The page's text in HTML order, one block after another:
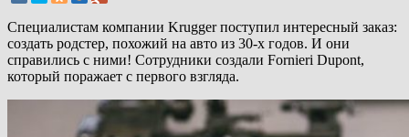
Специалистам компании Krugger поступил интересный заказ:
создать родстер, похожий на авто из 30-х годов. И они
справились с ними! Сотрудники создали Fornieri Dupont,
который поражает с первого взгляда.